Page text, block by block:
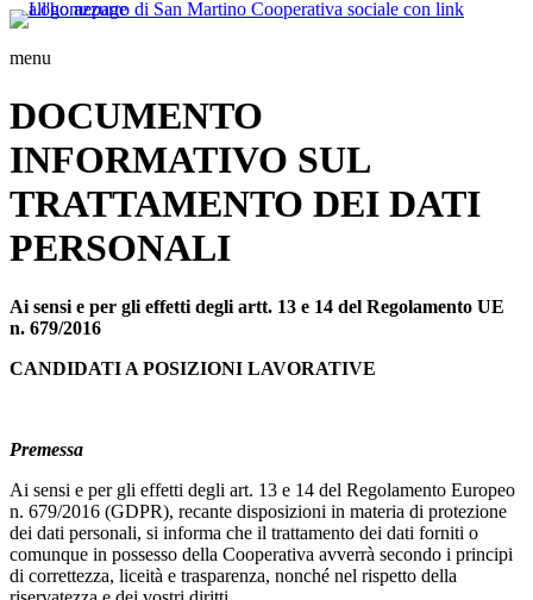
menu
DOCUMENTO
INFORMATIVO SUL
TRATTAMENTO DEI DATI
PERSONALI
Ai sensi e per gli effetti degli artt. 13 e 14 del Regolamento UE
n. 679/2016
CANDIDATI A POSIZIONI LAVORATIVE
Premessa
Ai sensi e per gli effetti degli art. 13 e 14 del Regolamento Europeo
n. 679/2016 (GDPR), recante disposizioni in materia di protezione
dei dati personali, si informa che il trattamento dei dati forniti o
comunque in possesso della Cooperativa avverrà secondo i principi
di correttezza, liceità e trasparenza, nonché nel rispetto della